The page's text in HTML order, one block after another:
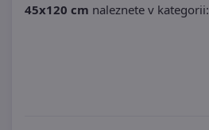
45x120 cm naleznete v kategorii: